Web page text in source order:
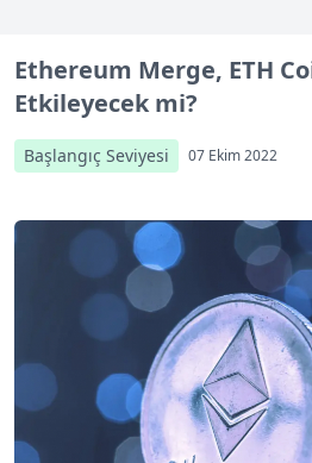
Ethereum Merge, ETH
Etkileyecek mi?
Başlangıç Seviyesi 07 Ekim 2022